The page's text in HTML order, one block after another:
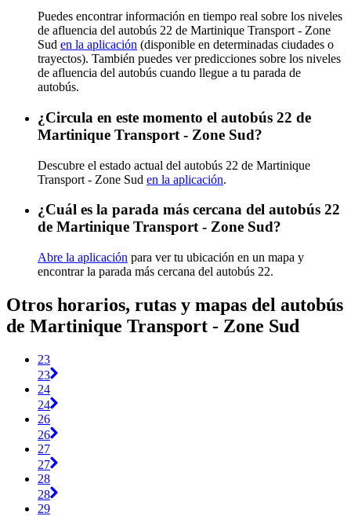
Puedes encontrar información en tiempo real sobre los niveles
de afluencia del autobús 22 de Martinique Transport - Zone
Sud en la aplicación (disponible en determinadas ciudades o
trayectos). También puedes ver predicciones sobre los niveles
de afluencia del autobús cuando llegue a tu parada de
autobús.
¿Circula en este momento el autobús 22 de
Martinique Transport - Zone Sud?
Descubre el estado actual del autobús 22 de Martinique
Transport - Zone Sud en la aplicación.
¿Cuál es la parada más cercana del autobús 22
de Martinique Transport - Zone Sud?
Abre la aplicación para ver tu ubicación en un mapa y
encontrar la parada más cercana del autobús 22.
Otros horarios, rutas y mapas del autobús
de Martinique Transport - Zone Sud
23
23
24
24
26
26
27
27
28
28
29